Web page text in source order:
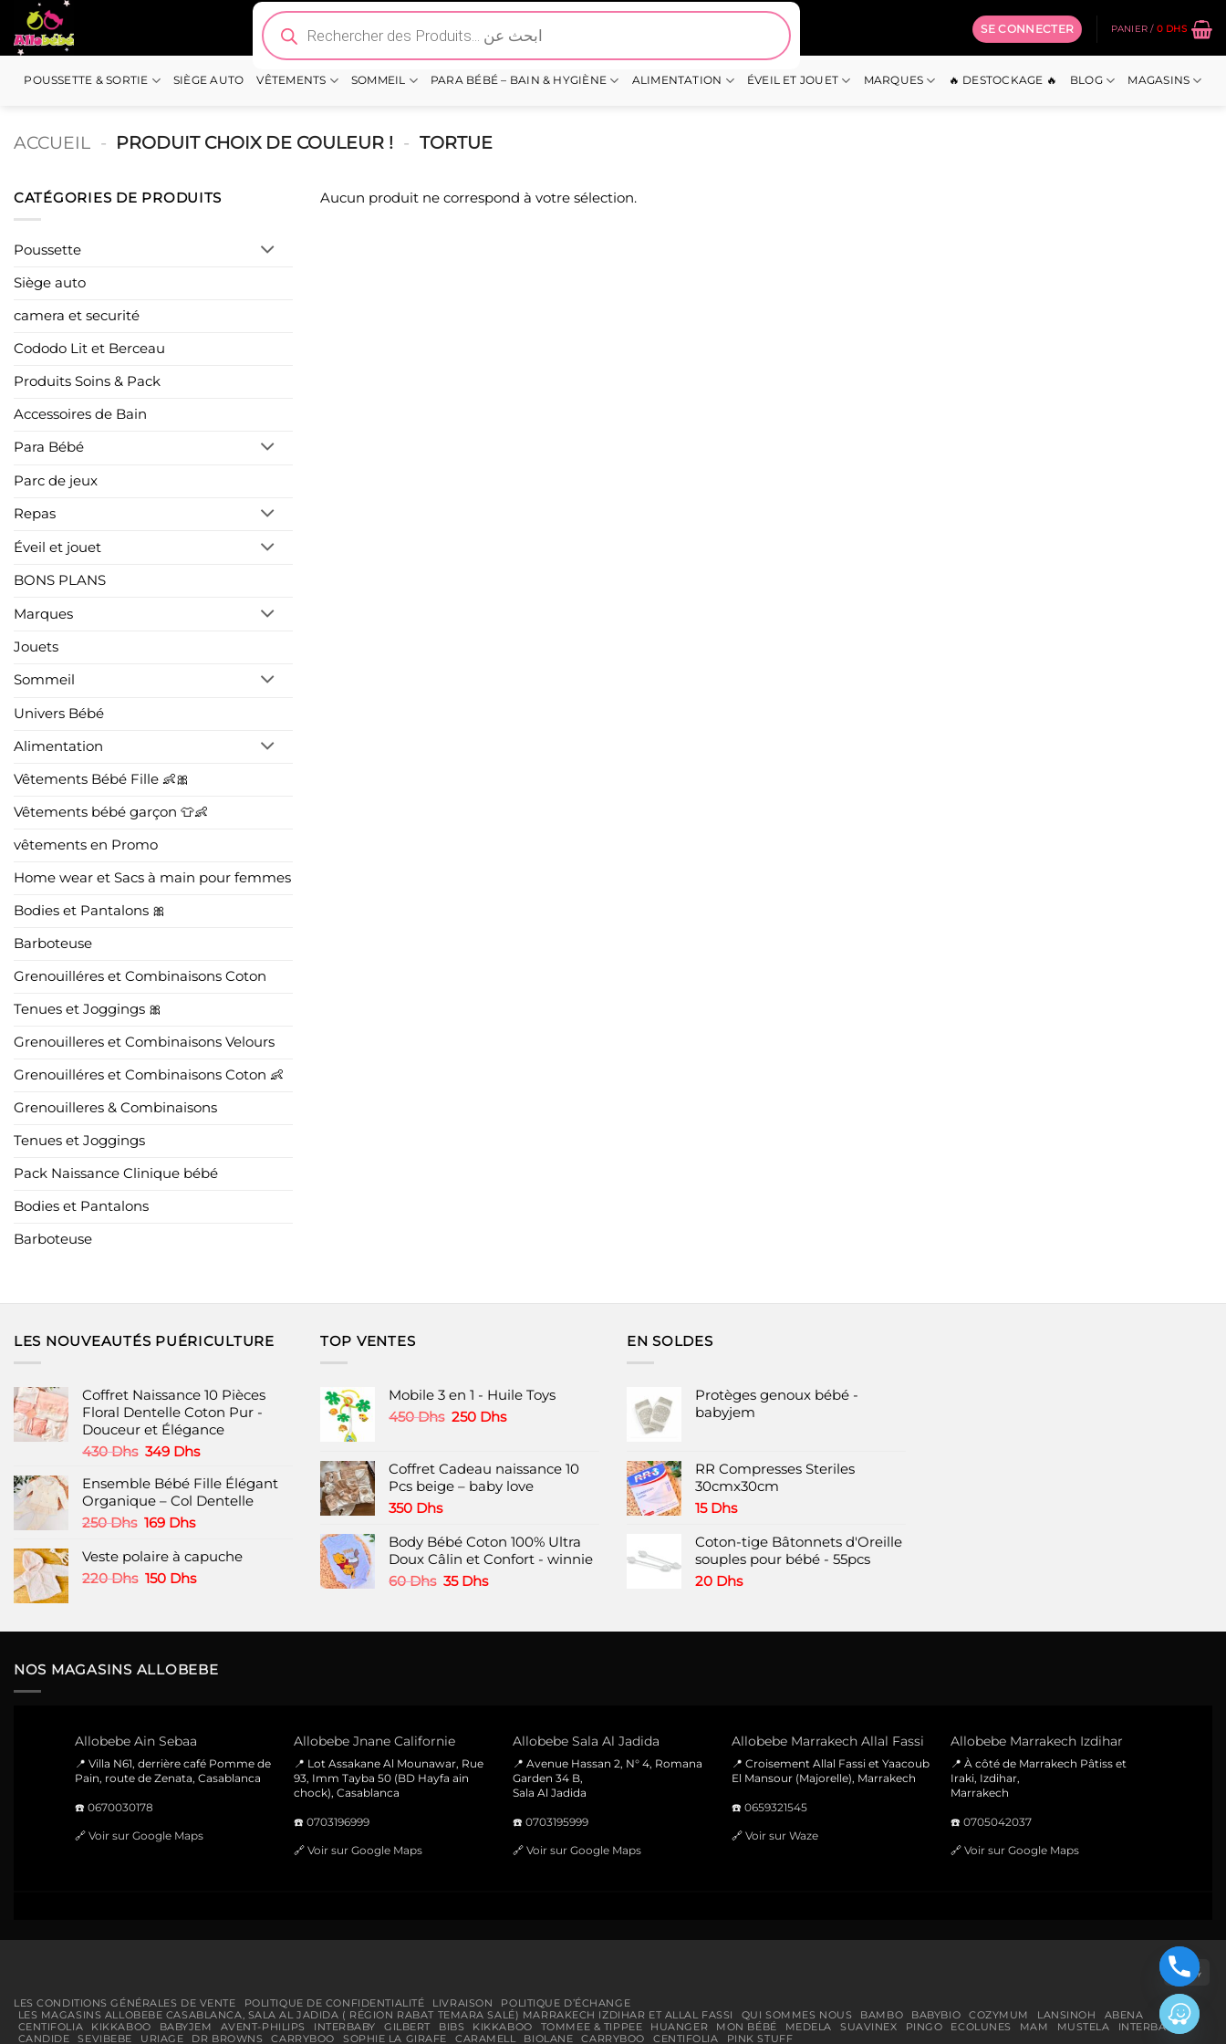
Passer
au
contenu
Recherche
de
produits
SE CONNECTER PANIER / 0 DHS
POUSSETTE & SORTIE SIÈGE AUTO VÊTEMENTS SOMMEIL PARA BÉBÉ – BAIN & HYGIÈNE ALIMENTATION ÉVEIL ET JOUET MARQUES 🔥 DESTOCKAGE 🔥 BLOG MAGASINS
ACCUEIL - PRODUIT CHOIX DE COULEUR ! - TORTUE
CATÉGORIES DE PRODUITS
Poussette
Siège auto
camera et securité
Cododo Lit et Berceau
Produits Soins & Pack
Accessoires de Bain
Para Bébé
Parc de jeux
Repas
Éveil et jouet
BONS PLANS
Marques
Jouets
Sommeil
Univers Bébé
Alimentation
Vêtements Bébé Fille 👶🎀
Vêtements bébé garçon 👕👶
vêtements en Promo
Home wear et Sacs à main pour femmes
Bodies et Pantalons 🎀
Barboteuse
Grenouilléres et Combinaisons Coton
Tenues et Joggings 🎀
Grenouilleres et Combinaisons Velours
Grenouilléres et Combinaisons Coton 👶
Grenouilleres & Combinaisons
Tenues et Joggings
Pack Naissance Clinique bébé
Bodies et Pantalons
Barboteuse
Aucun produit ne correspond à votre sélection.
LES NOUVEAUTÉS PUÉRICULTURE
Coffret Naissance 10 Pièces
Floral Dentelle Coton Pur -
Douceur et Élégance
430Dhs Le
initial
était :
430 Dhs.
349 DhsLe
actuel
est :
Ensemble Bébé Fille Élégant
Organique – Col Dentelle
250Dhs Le
initial
était :
169 DhsLe
actuel
est :
Veste polaire à capuche
220Dhs Le
était :
150 DhsLe
est :
TOP VENTES
Mobile 3 en 1 - Huile Toys
450Dhs Le
était :
450 Dhs.
250 DhsLe
est :
250 Dhs.
Coffret Cadeau naissance 10
Pcs beige – baby love
350 Dhs
Body Bébé Coton 100% Ultra
Doux Câlin et Confort - winnie
60Dhs Le
était :
35 DhsLe
est :
EN SOLDES
Protèges genoux bébé -
babyjem
RR Compresses Steriles
30cmx30cm
15 Dhs
Coton-tige Bâtonnets d'Oreille
souples pour bébé - 55pcs
20 Dhs
NOS MAGASINS ALLOBEBE
Allobebe Ain Sebaa
📍 Villa N61, derrière café Pomme de
Pain, route de Zenata, Casablanca
☎️ 0670030178
🔗 Voir sur Google Maps
Allobebe Jnane Californie
📍 Lot Assakane Al Mounawar, Rue
93, Imm Tayba 50 (BD Hayfa ain
chock), Casablanca
☎️ 0703196999
🔗 Voir sur Google Maps
Allobebe Sala Al Jadida
📍 Avenue Hassan 2, N° 4, Romana
Garden 34 B,
Sala Al Jadida
☎️ 0703195999
🔗 Voir sur Google Maps
Allobebe Marrakech Allal Fassi
📍 Croisement Allal Fassi et Yaacoub
El Mansour (Majorelle), Marrakech
☎️ 0659321545
🔗 Voir sur Waze
Allobebe Marrakech Izdihar
📍 À côté de Marrakech Pâtiss et
Iraki, Izdihar,
Marrakech
☎️ 0705042037
🔗 Voir sur Google Maps
LES CONDITIONS GÉNÉRALES DE VENTE POLITIQUE DE CONFIDENTIALITÉ LIVRAISON
POLITIQUE D’ÉCHANGE
LES MAGASINS ALLOBEBE CASABLANCA, SALA AL JADIDA ( RÉGION RABAT TEMARA SALÉ) MARRAKECH IZDIHAR ET ALLAL FASSI
QUI SOMMES NOUS BAMBO BABYBIO COZYMUM LANSINOH
ABENA
CENTIFOLIA
KIKKABOO BABYJEM AVENT-PHILIPS INTERBABY GILBERT BIBS KIKKABOO TOMMEE & TIPPEE HUANGER MON BÉBÉ MEDELA SUAVINEX PINGO ECOLUNES MAM MUSTELA
INTERBABY
CANDIDE
SEVIBEBE URIAGE DR BROWNS CARRYBOO SOPHIE LA GIRAFE CARAMELL BIOLANE CARRYBOO CENTIFOLIA PINK STUFF